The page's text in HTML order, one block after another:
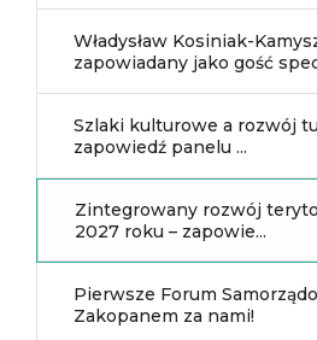
Władysław Kosiniak-
zapowiadany jako gość
Szlaki kulturowe a rozwój
zapowiedź panelu ...
Zintegrowany rozwój
2027 roku – zapowie...
Pierwsze Forum
Zakopanem za nami!